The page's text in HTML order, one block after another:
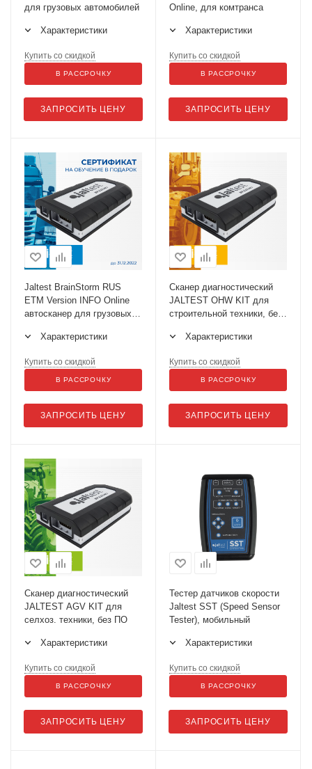
для грузовых автомобилей
Характеристики
ЗАПРОСИТЬ ЦЕНУ
Купить со скидкой
В РАССРОЧКУ
Online, для комтранса
Характеристики
ЗАПРОСИТЬ ЦЕНУ
Купить со скидкой
В РАССРОЧКУ
Jaltest BrainStorm RUS
ETM Version INFO Online
автосканер для грузовых
Характеристики
ЗАПРОСИТЬ ЦЕНУ
Купить со скидкой
В РАССРОЧКУ
Сканер диагностический
JALTEST OHW KIT для
строительной техники, без
Характеристики
ЗАПРОСИТЬ ЦЕНУ
Купить со скидкой
В РАССРОЧКУ
Сканер диагностический
JALTEST AGV KIT для
селхоз. техники, без ПО
Характеристики
ЗАПРОСИТЬ ЦЕНУ
Купить со скидкой
В РАССРОЧКУ
Тестер датчиков скорости
Jaltest SST (Speed Sensor
Tester), мобильный
Характеристики
ЗАПРОСИТЬ ЦЕНУ
Купить со скидкой
В РАССРОЧКУ